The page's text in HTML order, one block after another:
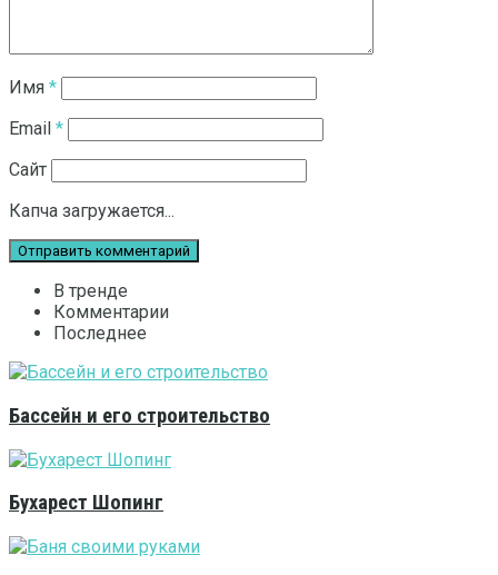
Имя *
Email *
Сайт
Капча загружается...
В тренде
Комментарии
Последнее
Бассейн и его строительство
Бухарест Шопинг